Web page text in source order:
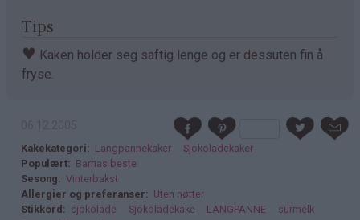
Tips
♥ Kaken holder seg saftig lenge og er dessuten fin å
fryse.
Kakekategori Langpannekaker
Sjokoladekaker
Populært
Barnas beste
Sesong
Vinterbakst
Allergier og preferanser
Uten nøtter
Stikkord
sjokolade Sjokoladekake LANGPANNE
surmelk